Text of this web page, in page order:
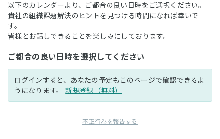
以下のカレンダーより、ご都合の良い日時をご選択ください。
貴社の組織課題解決のヒントを見つける時間になれば幸いで
す。
皆様とお話しできることを楽しみにしております。
ご都合の良い日時を選択してください
ログインすると、あなたの予定もこのページで確認できるよ
うになります。新規登録（無料）
不正行為を報告する